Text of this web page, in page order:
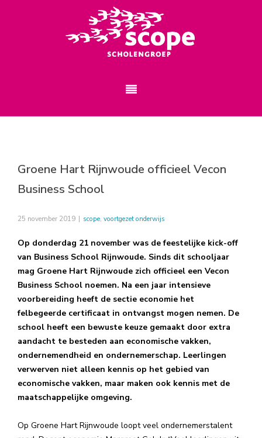
Groene Hart Rijnwoude officieel Vecon
Business School
25 november 2019 | scope, voortgezet onderwijs
Op donderdag 21 november was de feestelijke kick-off
van Business School Rijnwoude. Sinds dit schooljaar
mag Groene Hart Rijnwoude zich officieel een Vecon
Business School noemen. Na een jaar intensieve
voorbereiding heeft de sectie economie het
felbegeerde certificaat in ontvangst mogen nemen. De
school heeft een bewuste keuze gemaakt door extra
aandacht te besteden aan economische vakken,
ondernemendheid en ondernemerschap. Leerlingen
verwerven niet alleen kennis op het gebied van
economische vakken, maar maken ook kennis met de
maatschappelijke omgeving.
Op Groene Hart Rijnwoude loopt veel ondernemerstalent